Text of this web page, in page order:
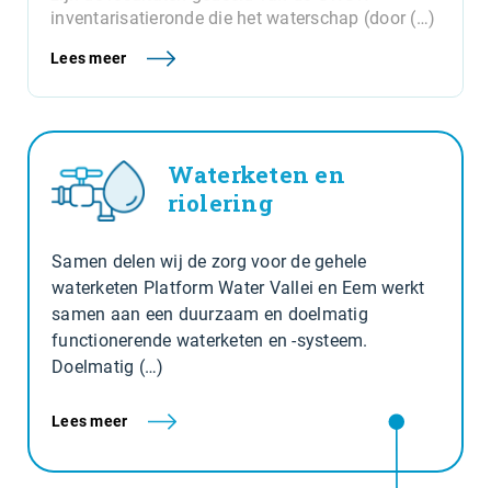
inventarisatieronde die het waterschap (door (…)
Lees meer
Waterketen en
riolering
Samen delen wij de zorg voor de gehele
waterketen Platform Water Vallei en Eem werkt
samen aan een duurzaam en doelmatig
functionerende waterketen en -systeem.
Doelmatig (…)
Lees meer